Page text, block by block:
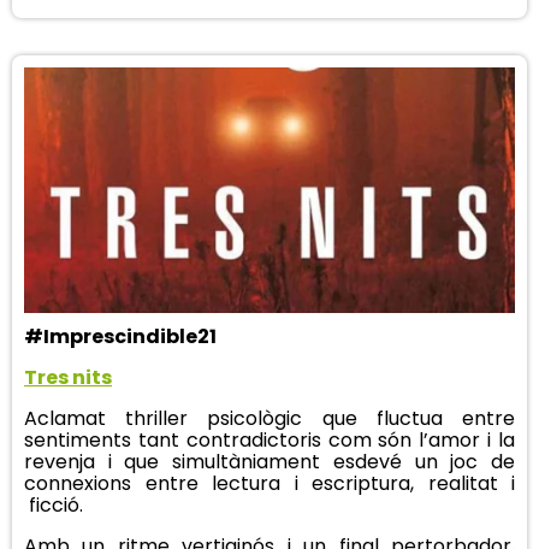
#Imprescindible21
Tres nits
Aclamat thriller psicològic que fluctua entre
sentiments tant contradictoris com són l’amor i la
revenja i que simultàniament esdevé un joc de
connexions entre lectura i escriptura, realitat i
ficció.